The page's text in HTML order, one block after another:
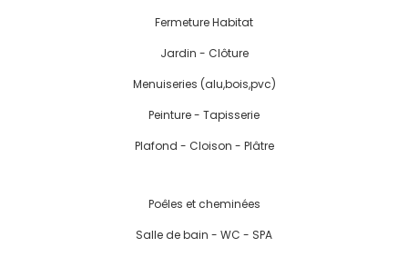
Fermeture Habitat
Jardin - Clôture
Menuiseries (alu,bois,pvc)
Peinture - Tapisserie
Plafond - Cloison - Plâtre
Poêles et cheminées
Salle de bain - WC - SPA